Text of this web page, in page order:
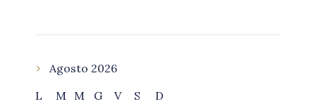
Agosto 2026
L
M M G V S
D